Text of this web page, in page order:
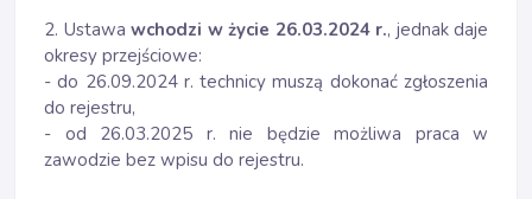
2. Ustawa wchodzi w życie 26.03.2024 r., jednak daje
okresy przejściowe:
- do 26.09.2024 r. technicy muszą dokonać zgłoszenia
do rejestru,
- od 26.03.2025 r. nie będzie możliwa praca w
zawodzie bez wpisu do rejestru.